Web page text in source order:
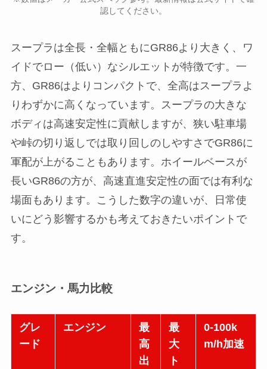
認してください。
スープラは全長・全幅ともにGR86より大きく、ワ
イドでロー（低い）なシルエットが特徴です。一
方、GR86はよりコンパクトで、全高はスープラよ
りわずかに高くなっています。スープラの大きな
ボディは高速安定性に貢献しますが、狭い駐車場
や峠の切り返しでは取り回しのしやすさでGR86に
軍配が上がることもあります。ホイールベースが
長いGR86の方が、高速直進安定性の面では有利な
場面もあります。こうした数字の違いが、日常使
いにどう影響するかも考えておきたいポイントで
す。
エンジン・馬力比較
グレ
ード
エンジン
最
高
出
最
大
ト
0-100k
m/h加速